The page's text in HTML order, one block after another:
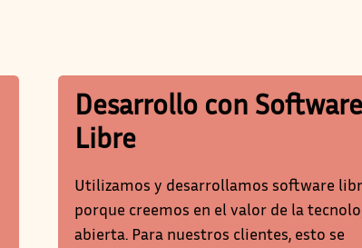
Desarrollo con Software
Libre
Utilizamos y desarrollamos software
porque creemos en el valor de la
abierta. Para nuestros clientes, esto se